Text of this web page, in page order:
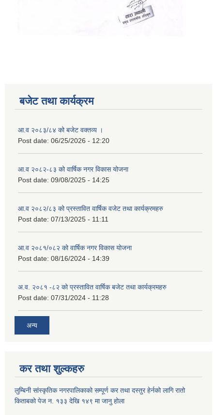
बजेट तथा कार्यक्रम
आ.व २०८३/८४ को बजेट वक्तव्य ।
Post date: 06/25/2026 - 12:20
आ.व २०८२-८३ को वार्षिक नगर विकास योजना
Post date: 09/08/2025 - 14:25
आ.व २०८२/८३ को प्रस्तावित वार्षिक वजेट तथा कार्यक्रमहरु
Post date: 07/13/2025 - 11:11
आ.व २०८१/०८२ को वार्षिक नगर विकास योजना
Post date: 08/16/2024 - 14:39
अ.व. २०८१ -८२ को प्रस्तावित वार्षिक बजेट तथा कार्यक्रमहरु
Post date: 07/31/2024 - 11:28
अन्य
कर तथा शुल्कहरु
लुम्बिनी सांस्कृतिक नगरपालिकाको सम्पूर्ण कर तथा दस्तुर हेर्नको लागि रातो
किताबको पेज न. १३३ देखि १४९ मा जानु होला